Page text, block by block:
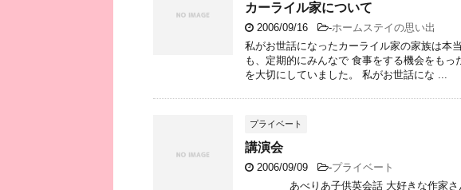
カーライル家について
2006/09/16 -ホームステイの思い出
私がお世話になったカーライル家の家族は本
も、定期的にみんなで 食事をする機会をも
を大切にしていました。 私がお世話にな ...
プライベート
講演会
2006/09/09 -プライベート
あべりあ子供英会話 大好きな作家さん